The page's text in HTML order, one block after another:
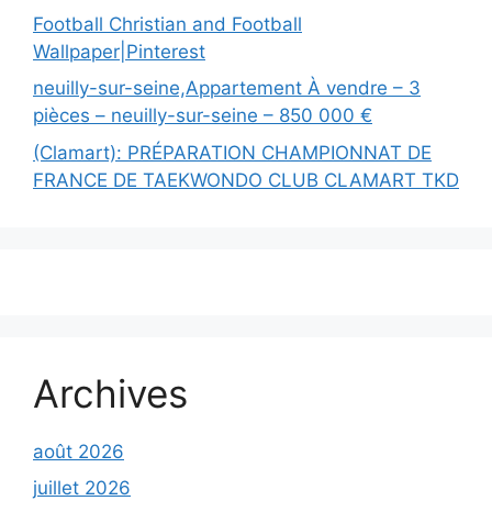
Football Christian and Football
Wallpaper|Pinterest
neuilly-sur-seine,Appartement À vendre – 3
pièces – neuilly-sur-seine – 850 000 €
(Clamart): PRÉPARATION CHAMPIONNAT DE
FRANCE DE TAEKWONDO CLUB CLAMART TKD
Archives
août 2026
juillet 2026